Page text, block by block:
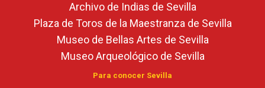
Archivo de Indias de Sevilla
Plaza de Toros de la Maestranza de Sevilla
Museo de Bellas Artes de Sevilla
Museo Arqueológico de Sevilla
Para conocer Sevilla